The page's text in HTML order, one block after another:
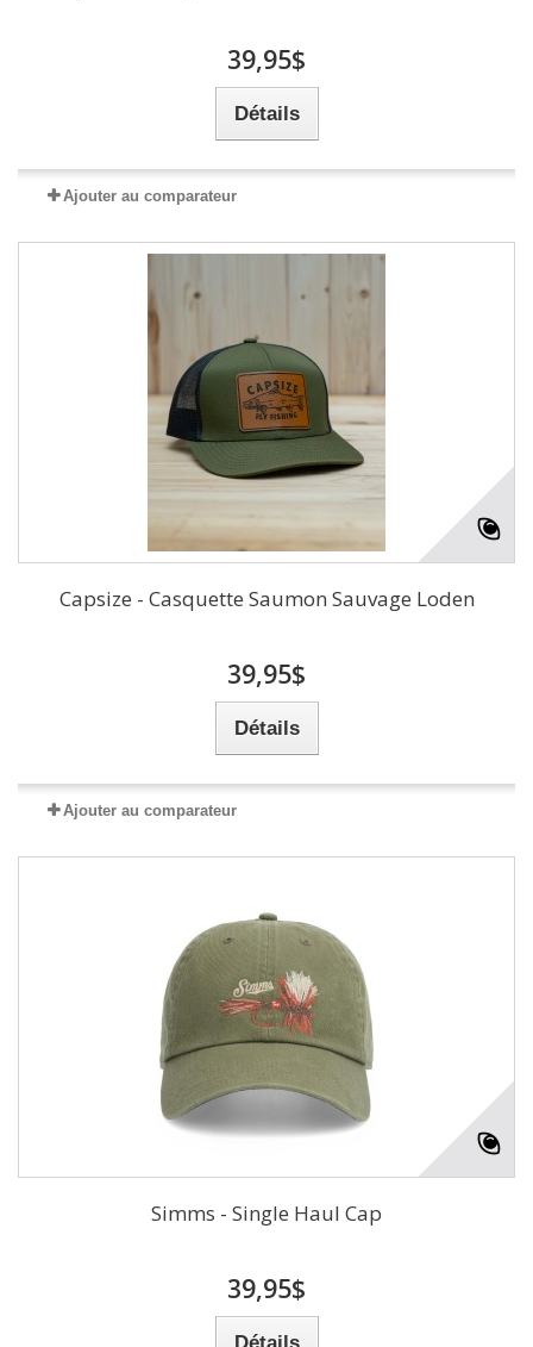
39,95$
Détails
Ajouter au comparateur
Capsize - Casquette Saumon Sauvage Loden
39,95$
Détails
Ajouter au comparateur
Simms - Single Haul Cap
39,95$